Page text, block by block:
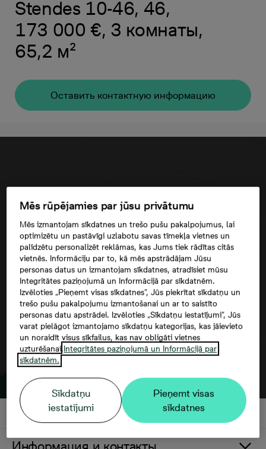
Stendes 10-46, 46,
173 000 €, 3 комнаты,
65,2 м²
Oставить контактную информацию
Согласие третьего лица
Mēs rūpējamies par jūsu privātumu
Mēs izmantojam sīkdatnes un trešo pušu pakalpojumus, lai
optimizētu un pastāvīgi uzlabotu savas tīmekļa vietnes un
palīdzētu personalizēt reklāmas, kas Jums tiek rādītas citās
vietnēs. Informāciju par to, kā mēs apstrādājam Jūsu
personas datus un izmantojam sīkdatnes, atradīsiet mūsu
Integritātes paziņojumā un Informācijā par sīkdatnēm.
Izvēloties „Pieņemt visas sīkdatnes”, Jūs piekrītat sīkdatņu un
trešo pušu pakalpojumu izmantošanai un ar to saistīto
personas datu apstrādei. Izvēloties „Sīkdatņu iestatījumi”, Jūs
varat pielāgot izmantojamo sīkdatņu kategorijas, kas jāievieto
un noraidīt visus sīkfailus, kas nav obligāti vietnes
uzturēšanai.Integritātes paziņojumā un Informācijā par
sīkdatnēm.
Sīkdatņu
iestatījumi
Pieņemt visas
sīkdatnes